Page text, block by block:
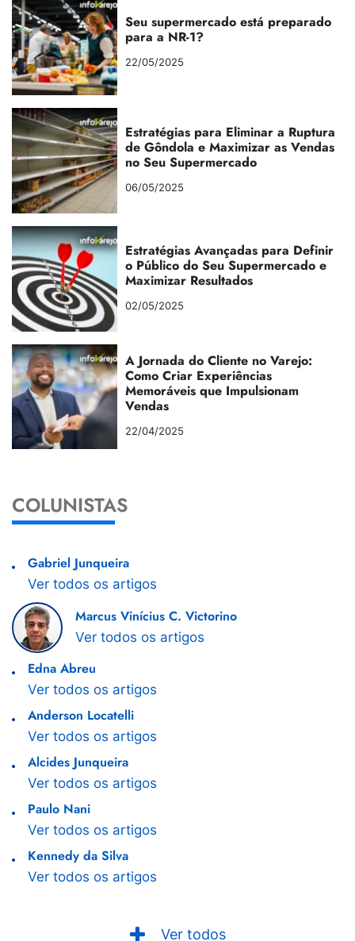
Seu supermercado está preparado
para a NR-1?
22/05/2025
Estratégias para Eliminar a Ruptura
de Gôndola e Maximizar as Vendas
no Seu Supermercado
06/05/2025
Estratégias Avançadas para Definir
o Público do Seu Supermercado e
Maximizar Resultados
02/05/2025
A Jornada do Cliente no Varejo:
Como Criar Experiências
Memoráveis que Impulsionam
Vendas
22/04/2025
COLUNISTAS
Gabriel Junqueira
Ver todos os artigos
Marcus Vinícius C. Victorino
Ver todos os artigos
Edna Abreu
Ver todos os artigos
Anderson Locatelli
Ver todos os artigos
Alcides Junqueira
Ver todos os artigos
Paulo Nani
Ver todos os artigos
Kennedy da Silva
Ver todos os artigos
Ver todos